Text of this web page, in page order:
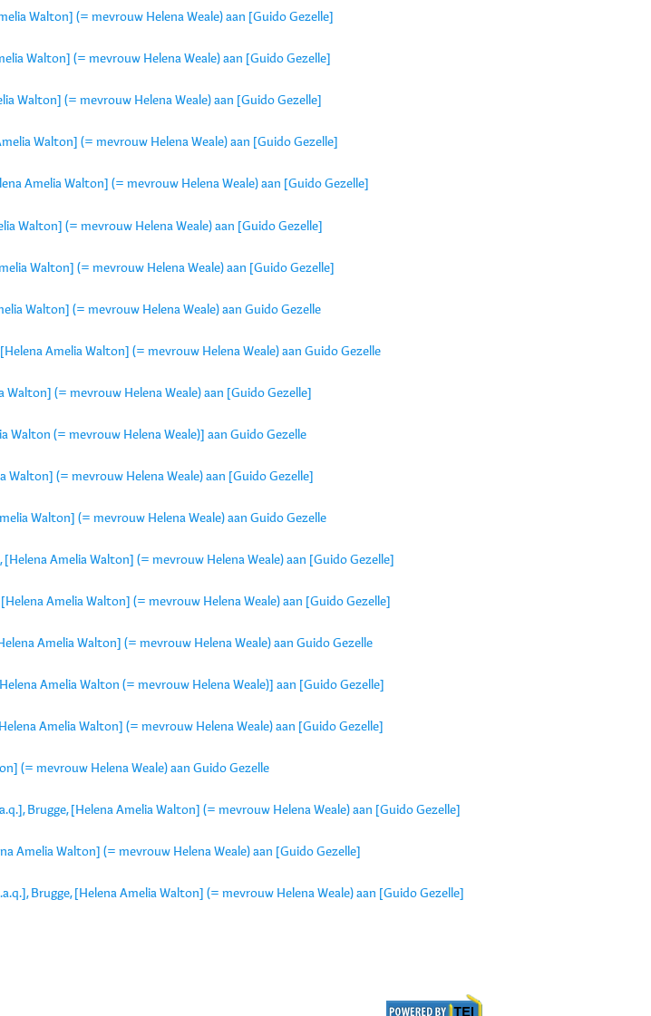
Walton] (= mevrouw Helena Weale) aan [Guido Gezelle]
Walton] (= mevrouw Helena Weale) aan [Guido Gezelle]
Walton] (= mevrouw Helena Weale) aan [Guido Gezelle]
Walton] (= mevrouw Helena Weale) aan [Guido Gezelle]
Amelia Walton] (= mevrouw Helena Weale) aan [Guido Gezelle]
Walton] (= mevrouw Helena Weale) aan [Guido Gezelle]
Walton] (= mevrouw Helena Weale) aan [Guido Gezelle]
Walton] (= mevrouw Helena Weale) aan Guido Gezelle
Amelia Walton] (= mevrouw Helena Weale) aan Guido Gezelle
Walton] (= mevrouw Helena Weale) aan [Guido Gezelle]
Walton (= mevrouw Helena Weale)] aan Guido Gezelle
Walton] (= mevrouw Helena Weale) aan [Guido Gezelle]
Walton] (= mevrouw Helena Weale) aan Guido Gezelle
Amelia Walton] (= mevrouw Helena Weale) aan [Guido Gezelle]
Amelia Walton] (= mevrouw Helena Weale) aan [Guido Gezelle]
Amelia Walton] (= mevrouw Helena Weale) aan Guido Gezelle
Amelia Walton (= mevrouw Helena Weale)] aan [Guido Gezelle]
Amelia Walton] (= mevrouw Helena Weale) aan [Guido Gezelle]
(= mevrouw Helena Weale) aan Guido Gezelle
Brugge, [Helena Amelia Walton] (= mevrouw Helena Weale) aan [Guido Gezelle]
Amelia Walton] (= mevrouw Helena Weale) aan [Guido Gezelle]
Brugge, [Helena Amelia Walton] (= mevrouw Helena Weale) aan [Guido Gezelle]